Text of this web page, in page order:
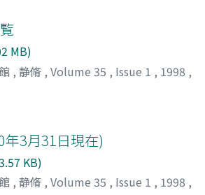
MB)
, 静脩 , Volume 35 , Issue 1 , 1998 ,
3月31日現在)
KB)
, 静脩 , Volume 35 , Issue 1 , 1998 ,